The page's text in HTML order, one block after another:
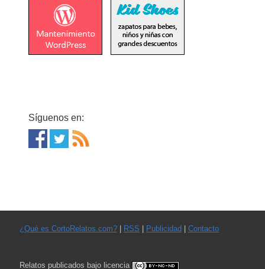
Síguenos en:
¿Qué es CortoRelatos.com?| RSS | Publicidad| Contacto
Relatos publicados bajo licencia